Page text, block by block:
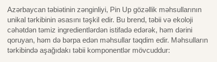
Azərbaycan təbiətinin zənginliyi, Pin Up gözəllik məhsullarının
unikal tərkibinin əsasını təşkil edir. Bu brend, təbii və ekoloji
cəhətdən təmiz ingredientlərdən istifadə edərək, həm dərini
qoruyan, həm də bərpa edən məhsullar təqdim edir. Məhsulların
tərkibində aşağıdakı təbii komponentlər mövcuddur: